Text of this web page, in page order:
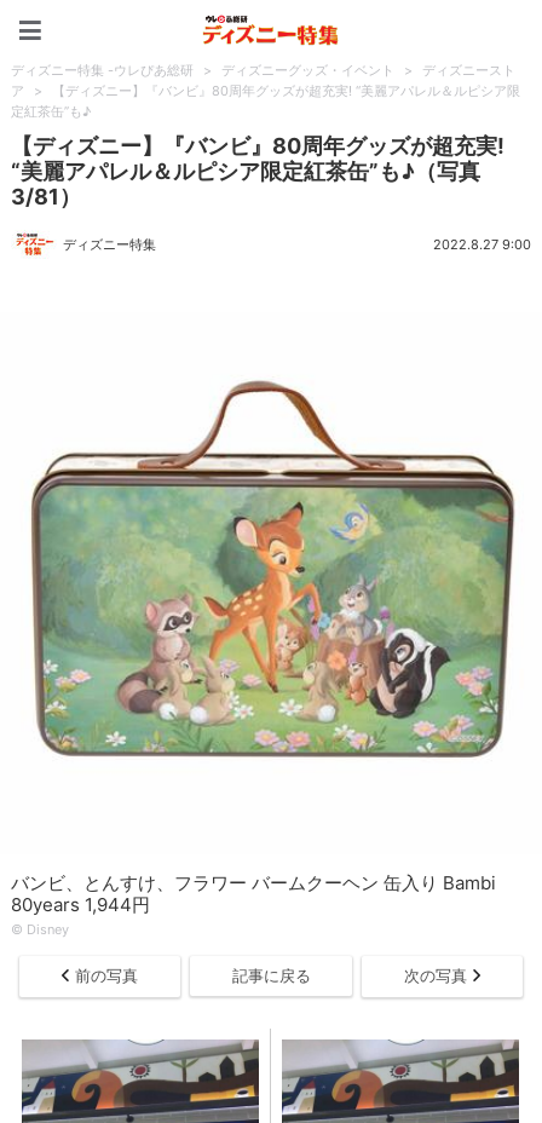
ディズニー特集 -ウレぴあ総研 > ディズニーグッズ・イベント >
ディズニースト
ア
>
【ディズニー】『バンビ』80周年グッズが超充実! “美麗アパレル＆ルピシア限
定紅茶缶”も♪
【ディズニー】『バンビ』80周年グッズが超充実!
“美麗アパレル＆ルピシア限定紅茶缶”も♪（写真
3/81）
ディズニー特集 2022.8.27 9:00
バンビ、とんすけ、フラワー バームクーヘン 缶入り Bambi
80years 1,944円
© ︎Disney
前の写真 記事に戻る 次の写真